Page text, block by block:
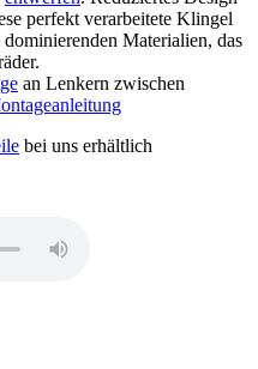
perfekt verarbeitete Klingel
Materialien, das
an Lenkern zwischen
bei uns erhältlich